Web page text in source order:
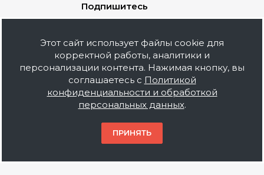
Подпишитесь
Наши контакты
+7 (495) 212-06-41
sale@baustof.ru
Россия, Москва, Новоостаповская
д.5, стр.14
Этот сайт использует файлы cookie для
корректной работы, аналитики и
персонализации контента. Нажимая кнопку, вы
соглашаетесь с Политикой
конфиденциальности и обработкой
персональных данных.
ПРИНЯТЬ